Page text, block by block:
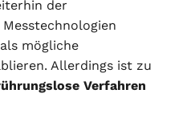
der
mögliche
Allerdings ist zu
Verfahren